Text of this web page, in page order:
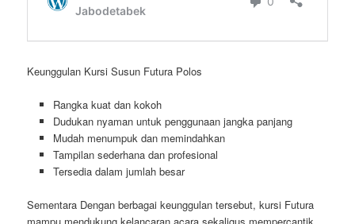
Keunggulan Kursi Susun Futura Polos
Rangka kuat dan kokoh
Dudukan nyaman untuk penggunaan jangka panjang
Mudah menumpuk dan memindahkan
Tampilan sederhana dan profesional
Tersedia dalam jumlah besar
Sementara Dengan berbagai keunggulan tersebut, kursi Futura